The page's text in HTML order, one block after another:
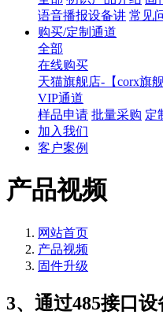
语音播报设备讲 常见
购买/定制通道
全部
在线购买
天猫旗舰店-【corx旗舰
VIP通道
样品申请 批量采购 定
加入我们
客户案例
产品视频
网站首页
产品视频
固件升级
3、通过485接口